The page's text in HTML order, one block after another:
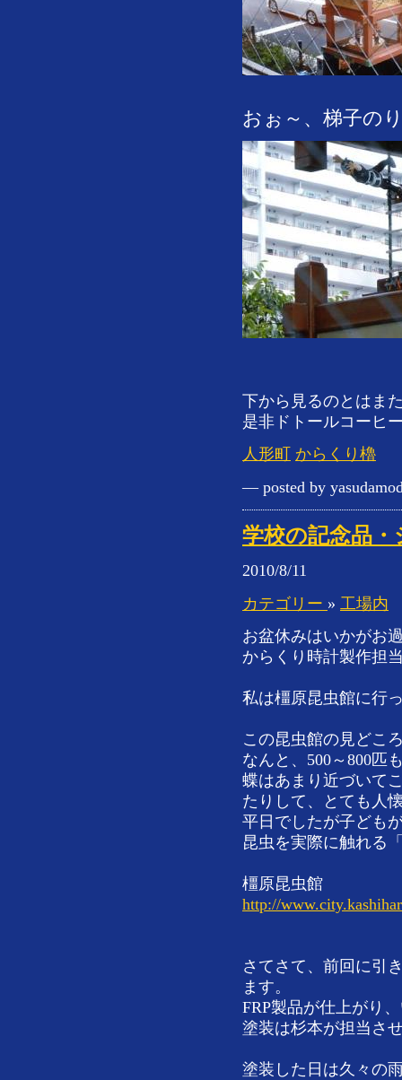
おぉ～、梯子の
下から見るのとはま
是非ドトールコーヒ
人形町
からくり櫓
— posted by
学校の記念品
2010/8/11
カテゴリー » 工場内
お盆休みはいかがお
からくり時計製作担
私は橿原昆虫館に行
この昆虫館の見どこ
なんと、500～800匹
蝶はあまり近づいて
たりして、とても人
平日でしたが子ども
昆虫を実際に触れる
橿原昆虫館
http://
さてさて、前回に引
ます。
FRP製品が仕上がり
塗装は杉本が担当さ
塗装した日は久々の